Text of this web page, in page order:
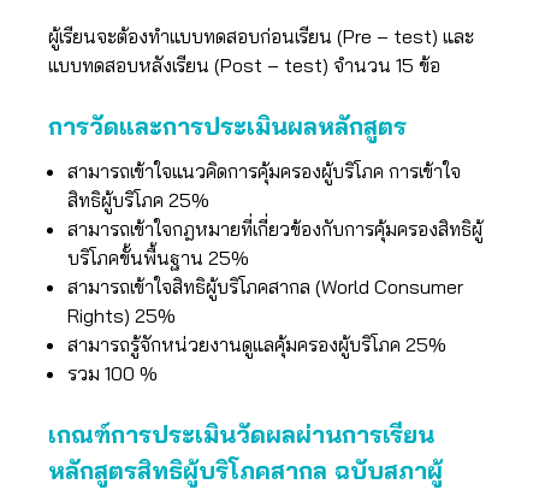
ผู้เรียนจะต้องทำแบบทดสอบก่อนเรียน (Pre – test) และ
แบบทดสอบหลังเรียน (Post – test) จำนวน 15 ข้อ
การวัดและการประเมินผลหลักสูตร
สามารถเข้าใจแนวคิดการคุ้มครองผู้บริโภค การเข้าใจ
สิทธิผู้บริโภค 25%
สามารถเข้าใจกฎหมายที่เกี่ยวข้องกับการคุ้มครองสิทธิผู้
บริโภคขั้นพื้นฐาน 25%
สามารถเข้าใจสิทธิผู้บริโภคสากล (World Consumer
Rights) 25%
สามารถรู้จักหน่วยงานดูแลคุ้มครองผู้บริโภค 25%
รวม 100 %
เกณฑ์การประเมินวัดผลผ่านการเรียน
หลักสูตรสิทธิผู้บริโภคสากล ฉบับสภาผู้